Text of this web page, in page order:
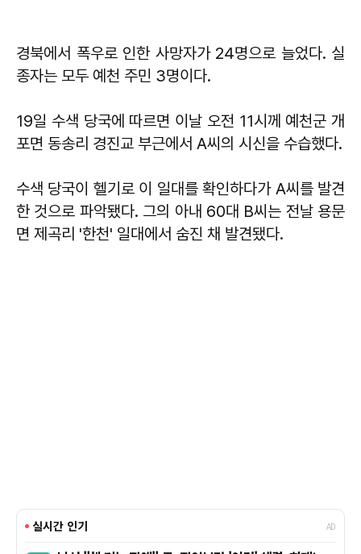
경북에서 폭우로 인한 사망자가 24명으로 늘었다. 실
종자는 모두 예천 주민 3명이다.
19일 수색 당국에 따르면 이날 오전 11시께 예천군 개
포면 동송리 경진교 부근에서 A씨의 시신을 수습했다.
수색 당국이 헬기로 이 일대를 확인하다가 A씨를 발견
한 것으로 파악됐다. 그의 아내 60대 B씨는 전날 용문
면 제곡리 '한천' 일대에서 숨진 채 발견됐다.